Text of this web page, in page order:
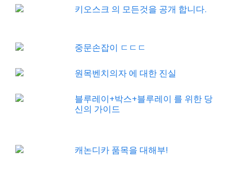
키오스크 의 모든것을 공개 합니다.
중문손잡이 ㄷㄷㄷ
원목벤치의자 에 대한 진실
블루레이+박스+블루레이 를 위한 당
신의 가이드
캐논디카 품목을 대해부!